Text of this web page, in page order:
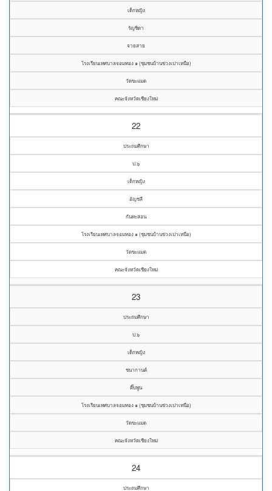
เด็กหญิง
รัญชิดา
จายสาย
โรงเรียนเทศบาลจอมทอง ๑ (ชุมชนบ้านข่วงเปาเหนือ)
วัดขะแมด
คณะจังหวัดเชียงใหม่
22
ประถมศึกษา
ป.๖
เด็กหญิง
อัญชลี
กันทะสอน
โรงเรียนเทศบาลจอมทอง ๑ (ชุมชนบ้านข่วงเปาเหนือ)
วัดขะแมด
คณะจังหวัดเชียงใหม่
23
ประถมศึกษา
ป.๖
เด็กหญิง
ชนากานต์
ติ๊บพูน
โรงเรียนเทศบาลจอมทอง ๑ (ชุมชนบ้านข่วงเปาเหนือ)
วัดขะแมด
คณะจังหวัดเชียงใหม่
24
ประถมศึกษา